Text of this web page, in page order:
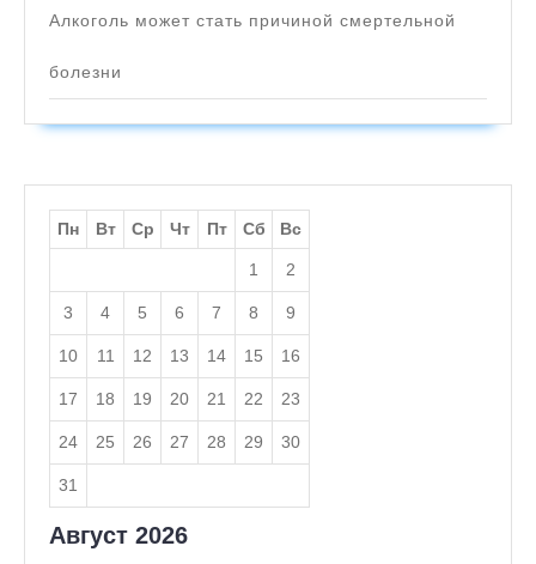
Алкоголь может стать причиной смертельной
болезни
Август 2026
Пн Вт Ср Чт Пт Сб Вс
1 2
3 4 5 6 7 8 9
10 11 12 13 14 15 16
17 18 19 20 21 22 23
24 25 26 27 28 29 30
31